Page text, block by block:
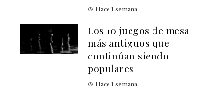
Hace 1 semana
Los 10 juegos de mesa
más antiguos que
continúan siendo
populares
Hace 1 semana